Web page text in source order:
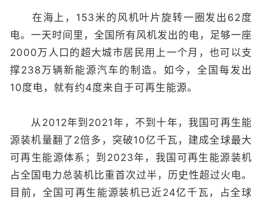
在海上，153米的风机叶片旋转一圈发出62度
电。一天时间里，全国所有风机发出的电，足够一座
2000万人口的超大城市居民用上一个月，也可以支
撑238万辆新能源汽车的制造。如今，全国每发出
10度电，就有约4度来自于可再生能源。
从2012年到2021年，不到十年，我国可再生能
源装机量翻了2倍多，突破10亿千瓦，建成全球最大
可再生能源体系；到2023年，我国可再生能源装机
占全国电力总装机比重首次过半，历史性超过火电。
目前，全国可再生能源装机已近24亿千瓦，占全球